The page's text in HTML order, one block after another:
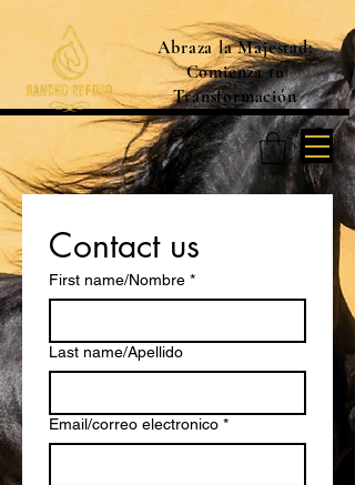
Abraza la Majestad:
Comienza tu
Transformación
Contact us
First name/Nombre *
Last name/Apellido
Email/correo electronico *